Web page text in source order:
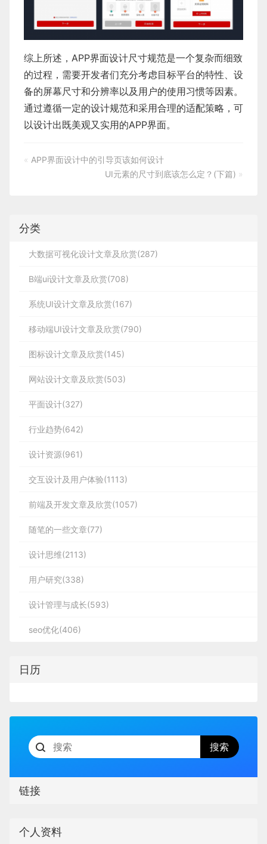
综上所述， APP界面设计尺寸规范是一个复杂而细致
的过程，需要开发者们充分考虑目标平台的特性、设
备的屏幕尺寸和分辨率以及用户的使用习惯等因素。
通过遵循一定的设计规范和采用合理的适配策略，可
以设计出既美观又实用的APP界面。
« APP界面设计中的引导页该如何设计
UI元素的尺寸到底该怎么定？(下篇) »
分类
大数据可视化设计文章及欣赏(287)
B端ui设计文章及欣赏(708)
系统UI设计文章及欣赏(167)
移动端UI设计文章及欣赏(790)
图标设计文章及欣赏(145)
网站设计文章及欣赏(503)
平面设计(327)
行业趋势(642)
设计资源(961)
交互设计及用户体验(1113)
前端及开发文章及欣赏(1057)
随笔的一些文章(77)
设计思维(2113)
用户研究(338)
设计管理与成长(593)
seo优化(406)
日历
链接
个人资料